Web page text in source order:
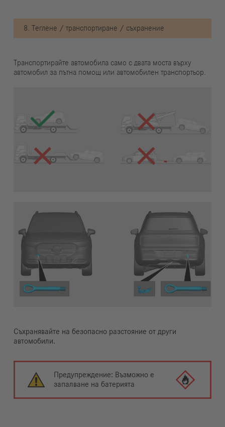
8. Теглене / транспортиране / съхранение
Транспортирайте автомобила само с двата моста върху
автомобил за пътна помощ или автомобилен транспортьор.
Съхранявайте на безопасно разстояние от други
автомобили.
Предупреждение: Възможно е
запалване на батерията